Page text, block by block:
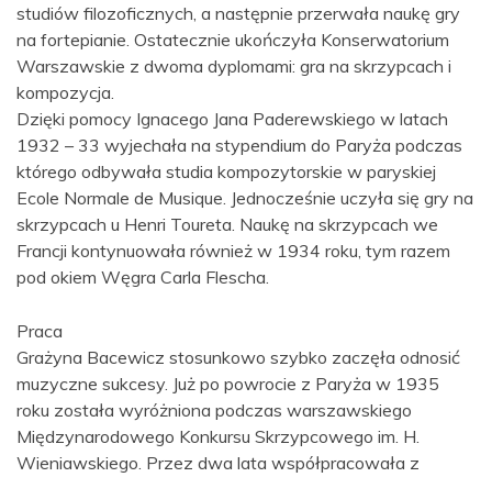
studiów filozoficznych, a następnie przerwała naukę gry
na fortepianie. Ostatecznie ukończyła Konserwatorium
Warszawskie z dwoma dyplomami: gra na skrzypcach i
kompozycja.
Dzięki pomocy Ignacego Jana Paderewskiego w latach
1932 – 33 wyjechała na stypendium do Paryża podczas
którego odbywała studia kompozytorskie w paryskiej
Ecole Normale de Musique. Jednocześnie uczyła się gry na
skrzypcach u Henri Toureta. Naukę na skrzypcach we
Francji kontynuowała również w 1934 roku, tym razem
pod okiem Węgra Carla Flescha.
Praca
Grażyna Bacewicz stosunkowo szybko zaczęła odnosić
muzyczne sukcesy. Już po powrocie z Paryża w 1935
roku została wyróżniona podczas warszawskiego
Międzynarodowego Konkursu Skrzypcowego im. H.
Wieniawskiego. Przez dwa lata współpracowała z